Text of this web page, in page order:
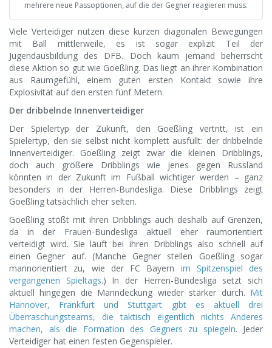
mehrere neue Passoptionen, auf die der Gegner reagieren muss.
Viele Verteidiger nutzen diese kurzen diagonalen Bewegungen
mit Ball mittlerweile, es ist sogar explizit Teil der
Jugendausbildung des DFB. Doch kaum jemand beherrscht
diese Aktion so gut wie Goeßling. Das liegt an ihrer Kombination
aus Raumgefühl, einem guten ersten Kontakt sowie ihre
Explosivität auf den ersten fünf Metern.
Der dribbelnde Innenverteidiger
Der Spielertyp der Zukunft, den Goeßling vertritt, ist ein
Spielertyp, den sie selbst nicht komplett ausfüllt: der dribbelnde
Innenverteidiger. Goeßling zeigt zwar die kleinen Dribblings,
doch auch größere Dribblings wie jenes gegen Russland
könnten in der Zukunft im Fußball wichtiger werden – ganz
besonders in der Herren-Bundesliga. Diese Dribblings zeigt
Goeßling tatsächlich eher selten.
Goeßling stößt mit ihren Dribblings auch deshalb auf Grenzen,
da in der Frauen-Bundesliga aktuell eher raumorientiert
verteidigt wird. Sie läuft bei ihren Dribblings also schnell auf
einen Gegner auf. (Manche Gegner stellen Goeßling sogar
mannorientiert zu, wie der FC Bayern im Spitzenspiel des
vergangenen Spieltags.) In der Herren-Bundesliga setzt sich
aktuell hingegen die Manndeckung wieder stärker durch. Mit
Hannover, Frankfurt und Stuttgart gibt es aktuell drei
Überraschungsteams, die taktisch eigentlich nichts Anderes
machen, als die Formation des Gegners zu spiegeln. Jeder
Verteidiger hat einen festen Gegenspieler.